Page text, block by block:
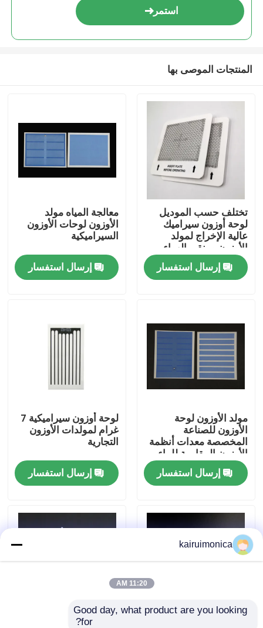
منتجات
أشرطة فيديو
معلومات عنا
جولة في المعمل
رقابة جودة
اتصل بنا
استمر
المنتجات الموصى بها
تختلف حسب الموديل
لوحة أوزون سيراميك
عالية الإخراج لمولد
الأوزون ومنقي الهواء
إرسال استفسار
معالجة المياه مولد
الأوزون لوحات الأوزون
السيراميكية
إرسال استفسار
مولد الأوزون لوحة
الأوزون للصناعة
المخصصة معدات أنظمة
الأوزون المقاومة للماء
إرسال استفسار
لوحة أوزون سيراميكية 7
غرام لمولدات الأوزون
التجارية
إرسال استفسار
kairuimonica
11:20 AM
Good day, what product are you looking
for?